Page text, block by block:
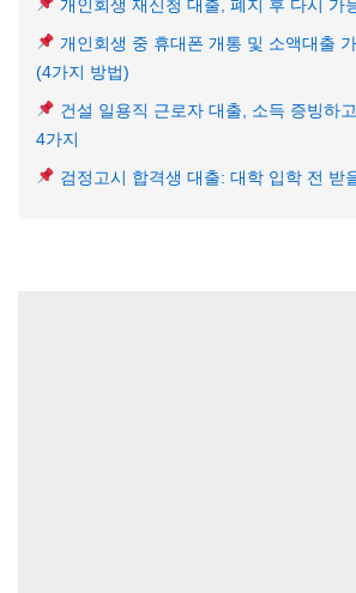
개인회생 재신청 대출, 폐지 후 다시 가
개인회생 중 휴대폰 개통 및 소액대출
(4가지 방법)
건설 일용직 근로자 대출, 소득 증빙하
4가지
검정고시 합격생 대출: 대학 입학 전 받